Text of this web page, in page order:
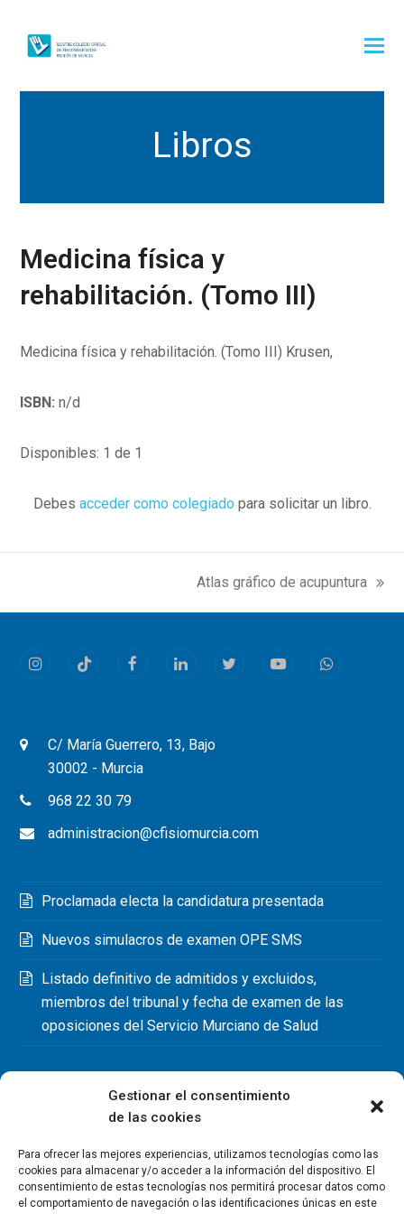
Gestionar el consentimiento
de las cookies
Para ofrecer las mejores experiencias, utilizamos tecnologías como las
cookies para almacenar y/o acceder a la información del dispositivo. El
consentimiento de estas tecnologías nos permitirá procesar datos como
el comportamiento de navegación o las identificaciones únicas en este
Libros
Medicina física y
rehabilitación. (Tomo III)
Medicina física y rehabilitación. (Tomo III) Krusen,
ISBN: n/d
Disponibles: 1 de 1
Debes acceder como colegiado para solicitar un libro.
next
post:
Atlas gráfico de acupuntura
InstagramTiktok FacebookLinkedInTwitterYoutubeWhatsapp
C/ María Guerrero, 13, Bajo
30002 - Murcia
968 22 30 79
administracion@cfisiomurcia.com
Proclamada electa la candidatura presentada
Nuevos simulacros de examen OPE SMS
Listado definitivo de admitidos y excluidos,
miembros del tribunal y fecha de examen de las
oposiciones del Servicio Murciano de Salud